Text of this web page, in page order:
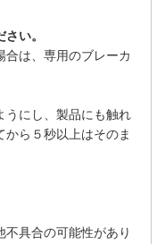
い。
は、専用のブレーカ
にし、製品にも触れ
ら５秒以上はそのま
具合の可能性があり